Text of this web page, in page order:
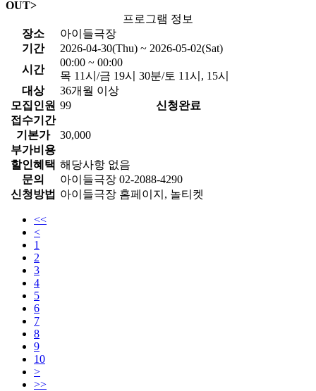
OUT>
프로그램 정보
장소
아이들극장
기간
2026-04-30(Thu) ~ 2026-05-02(Sat)
시간
00:00 ~ 00:00
목 11시/금 19시 30분/토 11시, 15시
대상
36개월 이상
모집인원 99
신청완료
접수기간
기본가
30,000
부가비용
할인혜택 해당사항 없음
문의
아이들극장 02-2088-4290
신청방법 아이들극장 홈페이지, 놀티켓
<<
<
1
2
3
4
5
6
7
8
9
10
>
>>